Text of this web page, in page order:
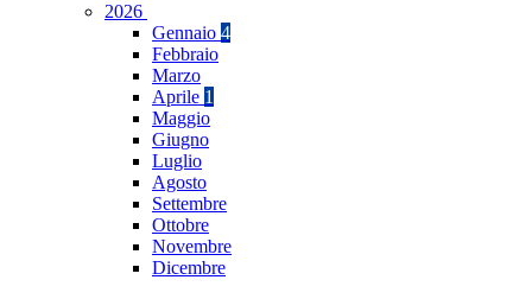
2026
Gennaio 4
Febbraio
Marzo
Aprile 1
Maggio
Giugno
Luglio
Agosto
Settembre
Ottobre
Novembre
Dicembre